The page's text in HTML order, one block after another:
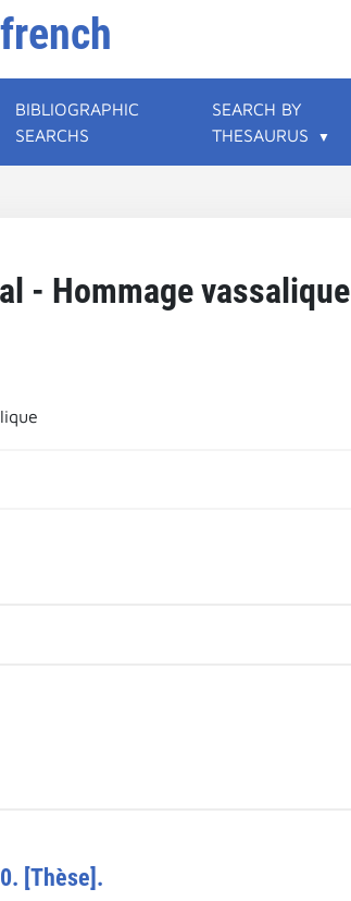
BIBLIOGRAPHIC
SEARCHS
SEARCH BY
THESAURUS
- Hommage vassalique
[Thèse].